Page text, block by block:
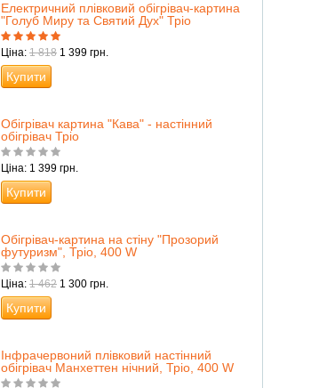
Електричний плівковий обігрівач-картина
"Голуб Миру та Святий Дух" Тріо
Ціна: 1 818 1 399 грн.
Купити
Обігрівач картина "Кава" - настінний
обігрівач Тріо
Ціна: 1 399 грн.
Купити
Обігрівач-картина на стіну "Прозорий
футуризм", Тріо, 400 W
Ціна: 1 462 1 300 грн.
Купити
Інфрачервоний плівковий настінний
обігрівач Манхеттен нічний, Тріо, 400 W